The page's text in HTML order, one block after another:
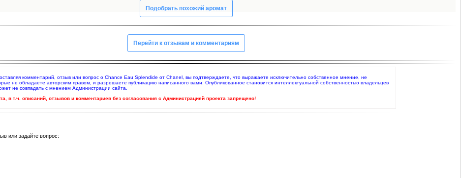
Подобрать похожий аромат
Перейти к отзывам и комментариям
комментарий, отзыв или вопрос о Chance Eau Splendide от Chanel, вы подтверждаете, что выражаете исключительно собственное мнение, не
не обладаете авторским правом, и разрешаете публикацию написанного вами. Опубликованное становится интеллектуальной собственностью владельцев
не совпадать с мнением Администрации сайта.
в т.ч. описаний, отзывов и комментариев без согласования с Администрацией проекта запрещено!
или задайте вопрос: